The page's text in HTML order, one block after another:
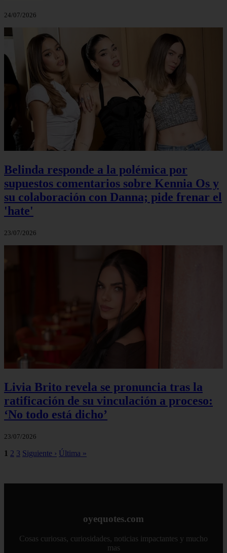
24/07/2026
Belinda responde a la polémica por
supuestos comentarios sobre Kennia Os y
su colaboración con Danna; pide frenar el
'hate'
23/07/2026
Livia Brito revela se pronuncia tras la
ratificación de su vinculación a proceso:
‘No todo está dicho’
23/07/2026
1 2 3 Siguiente › Última »
oyequotes.com
Cosas curiosas, curiosidades, noticias impactantes y mucho
mas